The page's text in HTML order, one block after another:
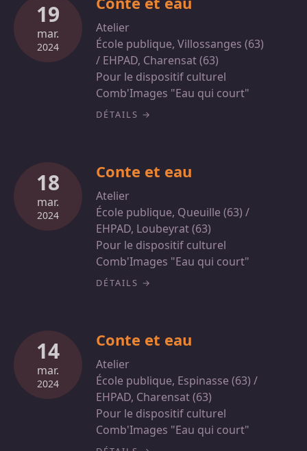
19
mar.
2024
Atelier
École publique, Villossanges (63)
/ EHPAD, Charensat (63)
Pour le dispositif culturel
Comb'Images "Eau qui court"
DÉTAILS
18
mar.
2024
Conte et eau
Atelier
École publique, Queuille (63) /
EHPAD, Loubeyrat (63)
Pour le dispositif culturel
Comb'Images "Eau qui court"
DÉTAILS
14
mar.
2024
Conte et eau
Atelier
École publique, Espinasse (63) /
EHPAD, Charensat (63)
Pour le dispositif culturel
Comb'Images "Eau qui court"